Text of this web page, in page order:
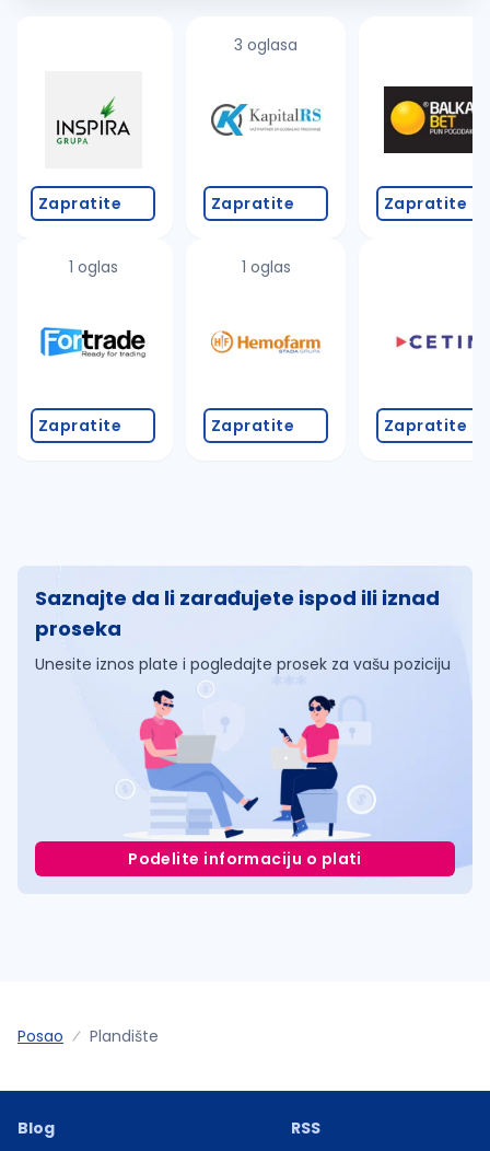
Zapratite
1 oglas
Zapratite
3 oglasa
Zapratite
1 oglas
Zapratite
Zapratite
Zapratite
Saznajte da li zarađujete ispod ili iznad
proseka
Unesite iznos plate i pogledajte prosek za vašu poziciju
Podelite informaciju o plati
Posao Plandište
Blog
RSS